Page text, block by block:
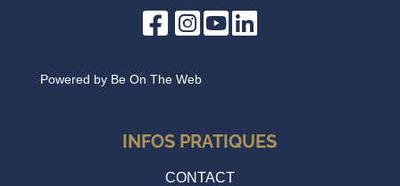
Powered by Be On The Web
INFOS PRATIQUES
CONTACT